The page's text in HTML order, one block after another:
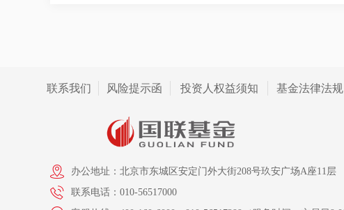
联系我们 风险提示函 投资人权益须知 基金法律法规
办公地址：北京市东城区安定门外大街208号玖安广场A座11层
联系电话：010-56517000